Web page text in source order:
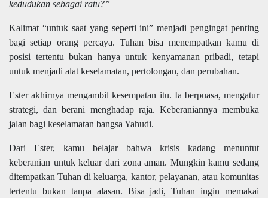
kedudukan sebagai ratu?”
Kalimat “untuk saat yang seperti ini” menjadi pengingat penting
bagi setiap orang percaya. Tuhan bisa menempatkan kamu di
posisi tertentu bukan hanya untuk kenyamanan pribadi, tetapi
untuk menjadi alat keselamatan, pertolongan, dan perubahan.
Ester akhirnya mengambil kesempatan itu. Ia berpuasa, mengatur
strategi, dan berani menghadap raja. Keberaniannya membuka
jalan bagi keselamatan bangsa Yahudi.
Dari Ester, kamu belajar bahwa krisis kadang menuntut
keberanian untuk keluar dari zona aman. Mungkin kamu sedang
ditempatkan Tuhan di keluarga, kantor, pelayanan, atau komunitas
tertentu bukan tanpa alasan. Bisa jadi, Tuhan ingin memakai